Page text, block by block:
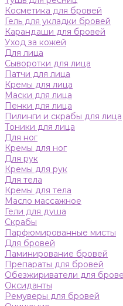
Косметика для бровей
Гель для укладки бровей
Карандаши для бровей
Уход за кожей
Для лица
Сыворотки для лица
Патчи для лица
Кремы для лица
Маски для лица
Пенки для лица
Пилинги и скрабы для лица
Тоники для лица
Для ног
Кремы для ног
Для рук
Кремы для рук
Для тела
Кремы для тела
Масло массажное
Гели для душа
Скрабы
Парфюмированные мисты
Для бровей
Ламинирование бровей
Препараты для бровей
Обезжириватели для
Оксиданты
Ремуверы для бровей